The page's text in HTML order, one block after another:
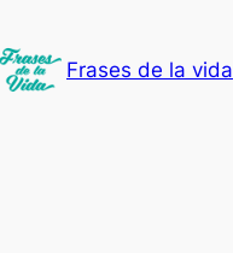
Frases de la vida